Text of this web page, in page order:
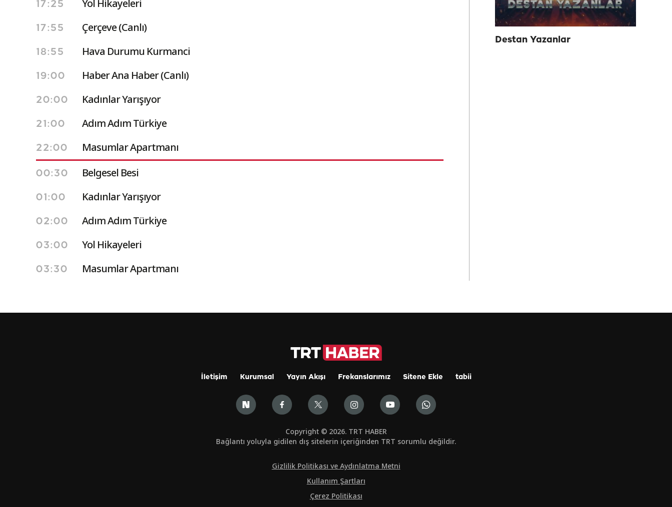
17:25 Yol Hikayeleri
17:55 Çerçeve (Canlı)
18:55 Hava Durumu Kurmanci
19:00 Haber Ana Haber (Canlı)
20:00 Kadınlar Yarışıyor
21:00 Adım Adım Türkiye
22:00 Masumlar Apartmanı
00:30 Belgesel Besi
01:00 Kadınlar Yarışıyor
02:00 Adım Adım Türkiye
03:00 Yol Hikayeleri
03:30 Masumlar Apartmanı
Destan Yazanlar
İletişim Kurumsal Yayın Akışı Frekanslarımız Sitene Ekle tabii
Copyright © 2026. TRT HABER
Bağlantı yoluyla gidilen dış sitelerin içeriğinden TRT sorumlu değildir.
Gizlilik Politikası ve Aydınlatma Metni
Kullanım Şartları
Çerez Politikası